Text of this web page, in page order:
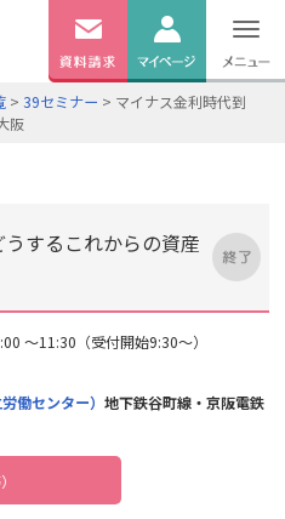
無料
資料
ログイン
>39セミナー > マイナス金利時代到
阪
するこれからの資産
～11:30（受付開始9:30～）
働センター）地下鉄谷町線・京阪電鉄